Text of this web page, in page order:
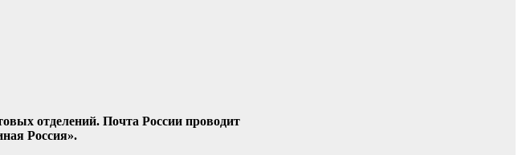
отделений. Почта России проводит
Россия».